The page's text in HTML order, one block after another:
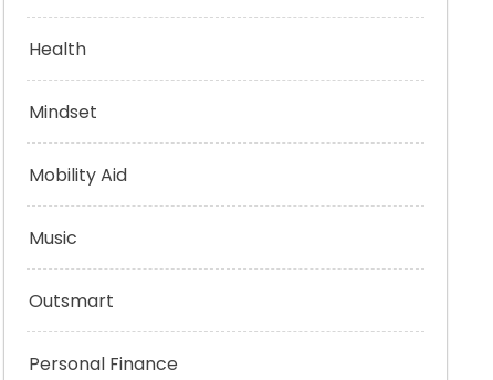
Health
Mindset
Mobility Aid
Music
Outsmart
Personal Finance